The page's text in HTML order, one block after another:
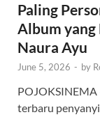
Paling
Album yang
Naura Ayu
June 5, 2026 - by
POJOKSINEMA
terbaru